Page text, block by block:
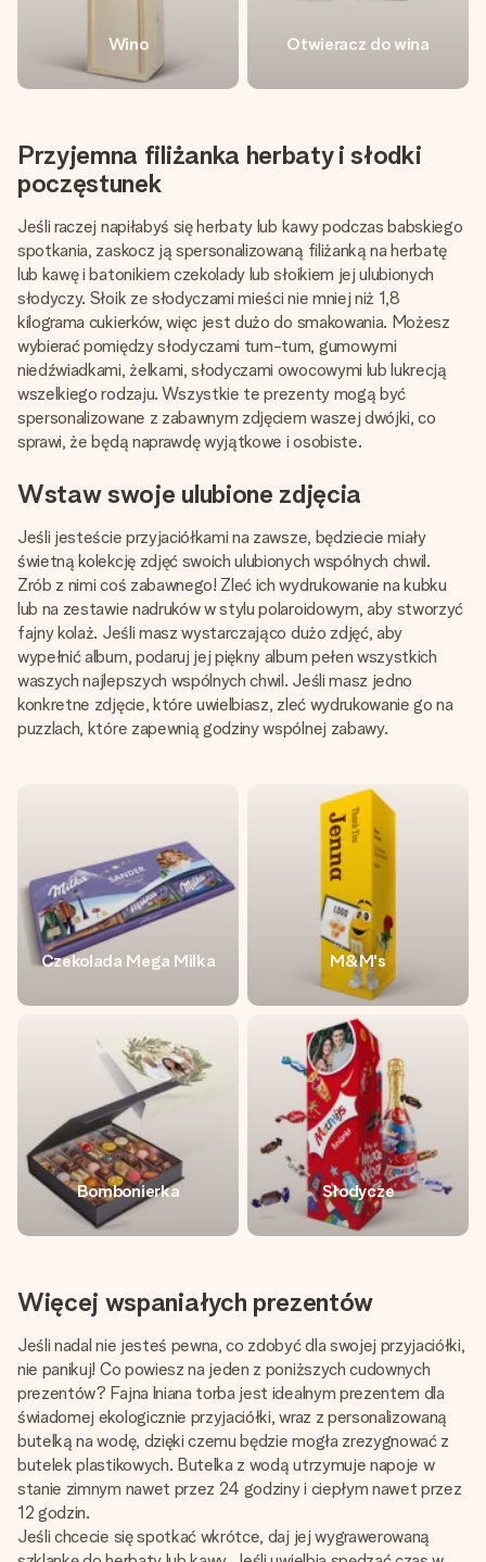
Wino Otwieracz do wina
Przyjemna filiżanka herbaty i słodki
poczęstunek
Jeśli raczej napiłabyś się herbaty lub kawy podczas babskiego
spotkania, zaskocz ją spersonalizowaną filiżanką na herbatę
lub kawę i batonikiem czekolady lub słoikiem jej ulubionych
słodyczy. Słoik ze słodyczami mieści nie mniej niż 1,8
kilograma cukierków, więc jest dużo do smakowania. Możesz
wybierać pomiędzy słodyczami tum-tum, gumowymi
niedźwiadkami, żelkami, słodyczami owocowymi lub lukrecją
wszelkiego rodzaju. Wszystkie te prezenty mogą być
spersonalizowane z zabawnym zdjęciem waszej dwójki, co
sprawi, że będą naprawdę wyjątkowe i osobiste.
Wstaw swoje ulubione zdjęcia
Jeśli jesteście przyjaciółkami na zawsze, będziecie miały
świetną kolekcję zdjęć swoich ulubionych wspólnych chwil.
Zrób z nimi coś zabawnego! Zleć ich wydrukowanie na kubku
lub na zestawie nadruków w stylu polaroidowym, aby stworzyć
fajny kolaż. Jeśli masz wystarczająco dużo zdjęć, aby
wypełnić album, podaruj jej piękny album pełen wszystkich
waszych najlepszych wspólnych chwil. Jeśli masz jedno
konkretne zdjęcie, które uwielbiasz, zleć wydrukowanie go na
puzzlach, które zapewnią godziny wspólnej zabawy.
Czekolada Mega Milka M&M's
Bombonierka Słodycze
Więcej wspaniałych prezentów
Jeśli nadal nie jesteś pewna, co zdobyć dla swojej przyjaciółki,
nie panikuj! Co powiesz na jeden z poniższych cudownych
prezentów? Fajna lniana torba jest idealnym prezentem dla
świadomej ekologicznie przyjaciółki, wraz z personalizowaną
butelką na wodę, dzięki czemu będzie mogła zrezygnować z
butelek plastikowych. Butelka z wodą utrzymuje napoje w
stanie zimnym nawet przez 24 godziny i ciepłym nawet przez
12 godzin.
Jeśli chcecie się spotkać wkrótce, daj jej wygrawerowaną